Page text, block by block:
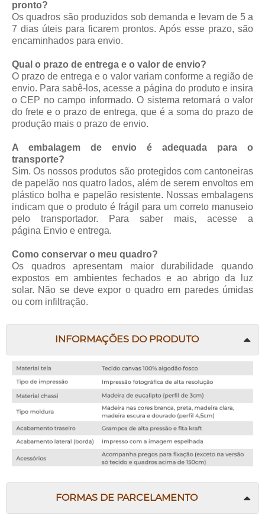
pronto?
Os quadros são produzidos sob demanda e levam de 5 a
7 dias úteis para ficarem prontos. Após esse prazo, são
encaminhados para envio.
Qual o prazo de entrega e o valor de envio?
O prazo de entrega e o valor variam conforme a região de
envio. Para sabê-los, acesse a página do produto e insira
o CEP no campo informado. O sistema retornará o valor
do frete e o prazo de entrega, que é a soma do prazo de
produção mais o prazo de envio.
A embalagem de envio é adequada para o
transporte?
Sim. Os nossos produtos são protegidos com cantoneiras
de papelão nos quatro lados, além de serem envoltos em
plástico bolha e papelão resistente. Nossas embalagens
indicam que o produto é frágil para um correto manuseio
pelo transportador. Para saber mais, acesse a
página Envio e entrega.
Como conservar o meu quadro?
Os quadros apresentam maior durabilidade quando
expostos em ambientes fechados e ao abrigo da luz
solar. Não se deve expor o quadro em paredes úmidas
ou com infiltração.
INFORMAÇÕES DO PRODUTO
FORMAS DE PARCELAMENTO